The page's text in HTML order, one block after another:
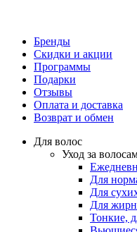
Бренды
Скидки и акции
Программы
Подарки
Отзывы
Оплата и доставка
Возврат и обмен
Для волос
Уход за
Для
Для
Для
Тонкие,